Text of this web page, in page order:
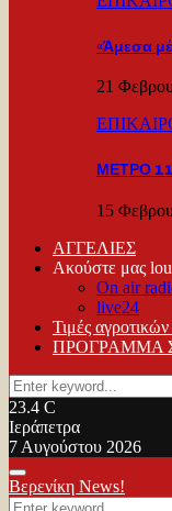
«Άμεσα
21
ΜΕΤΡΟ 11
15
ΑΓΓΕΛΙΕΣ
Ακούστε μας
On air
live24
Τιμές
ΠΡΟΓΡΑΜΜΑ
Search
for:
23.4 C
Ιεράπετρα
7 Αυγούστου 2026
Facebook
Twitter
Youtube
Primary
Menu
Βερενίκη News!
Search